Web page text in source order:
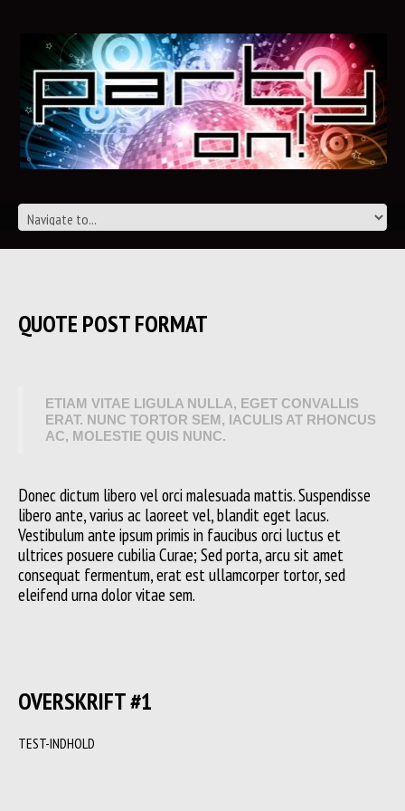
QUOTE POST FORMAT
ETIAM VITAE LIGULA NULLA, EGET CONVALLIS
ERAT. NUNC TORTOR SEM, IACULIS AT RHONCUS
AC, MOLESTIE QUIS NUNC.
Donec dictum libero vel orci malesuada mattis. Suspendisse
libero ante, varius ac laoreet vel, blandit eget lacus.
Vestibulum ante ipsum primis in faucibus orci luctus et
ultrices posuere cubilia Curae; Sed porta, arcu sit amet
consequat fermentum, erat est ullamcorper tortor, sed
eleifend urna dolor vitae sem.
OVERSKRIFT #1
TEST-INDHOLD